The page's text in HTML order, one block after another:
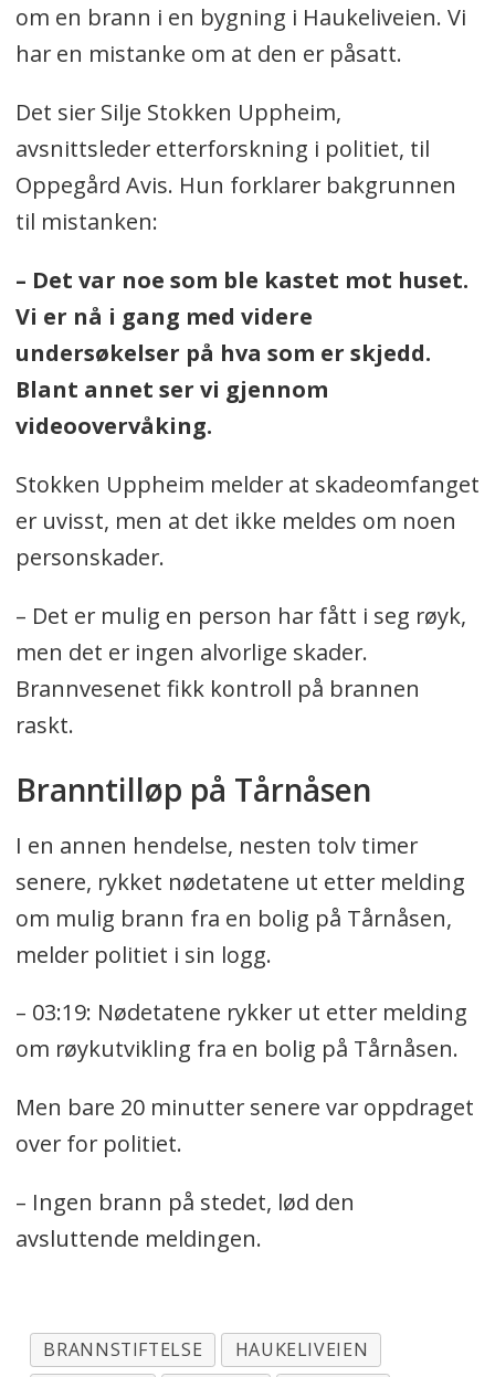
om en brann i en bygning i Haukeliveien. Vi
har en mistanke om at den er påsatt.
Det sier Silje Stokken Uppheim,
avsnittsleder etterforskning i politiet, til
Oppegård Avis. Hun forklarer bakgrunnen
til mistanken:
– Det var noe som ble kastet mot huset.
Vi er nå i gang med videre
undersøkelser på hva som er skjedd.
Blant annet ser vi gjennom
videoovervåking.
Stokken Uppheim melder at skadeomfanget
er uvisst, men at det ikke meldes om noen
personskader.
– Det er mulig en person har fått i seg røyk,
men det er ingen alvorlige skader.
Brannvesenet fikk kontroll på brannen
raskt.
Branntilløp på Tårnåsen
I en annen hendelse, nesten tolv timer
senere, rykket nødetatene ut etter melding
om mulig brann fra en bolig på Tårnåsen,
melder politiet i sin logg.
– 03:19: Nødetatene rykker ut etter melding
om røykutvikling fra en bolig på Tårnåsen.
Men bare 20 minutter senere var oppdraget
over for politiet.
– Ingen brann på stedet, lød den
avsluttende meldingen.
BRANNSTIFTELSE
HAUKELIVEIEN